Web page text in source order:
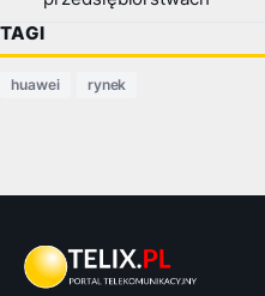
TAGI
huawei rynek